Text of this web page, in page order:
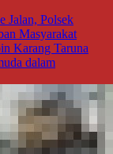
Jalan, Polsek
Masyarakat
Karang Taruna
dalam